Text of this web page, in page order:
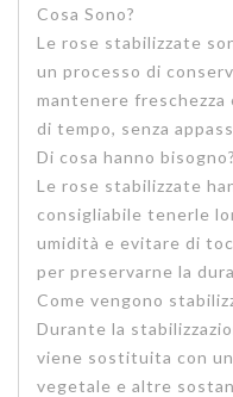
Cosa Sono?
Le rose stabilizzate
un processo di
mantenere freschezza
di tempo, senza
Di cosa hanno bisogno?
Le rose stabilizzate
consigliabile tenerle
umidità e evitare di
per preservarne la
Come vengono
Durante la
viene sostituita con
vegetale e altre